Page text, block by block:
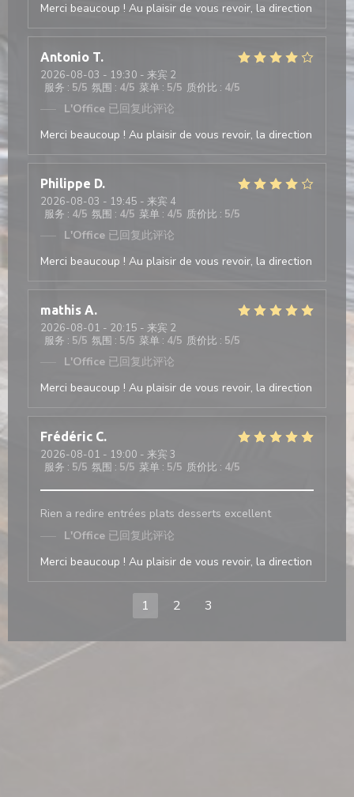
Merci beaucoup ! Au plaisir de vous revoir, la direction
Antonio T
2026-08-03 - 19:30 - 来宾 2
服务 : 5/5 氛围 : 4/5 菜单 : 5/5 质价比 : 4/5
L'Office 已回复此评论
Merci beaucoup ! Au plaisir de vous revoir, la direction
Philippe D
2026-08-03 - 19:45 - 来宾 4
服务 : 4/5 氛围 : 4/5 菜单 : 4/5 质价比 : 5/5
L'Office 已回复此评论
Merci beaucoup ! Au plaisir de vous revoir, la direction
mathis A
2026-08-01 - 20:15 - 来宾 2
服务 : 5/5 氛围 : 5/5 菜单 : 4/5 质价比 : 5/5
L'Office 已回复此评论
Merci beaucoup ! Au plaisir de vous revoir, la direction
Frédéric C
2026-08-01 - 19:00 - 来宾 3
服务 : 5/5 氛围 : 5/5 菜单 : 5/5 质价比 : 4/5
Rien a redire entrées plats desserts excellent
L'Office 已回复此评论
Merci beaucoup ! Au plaisir de vous revoir, la direction
1 2 3